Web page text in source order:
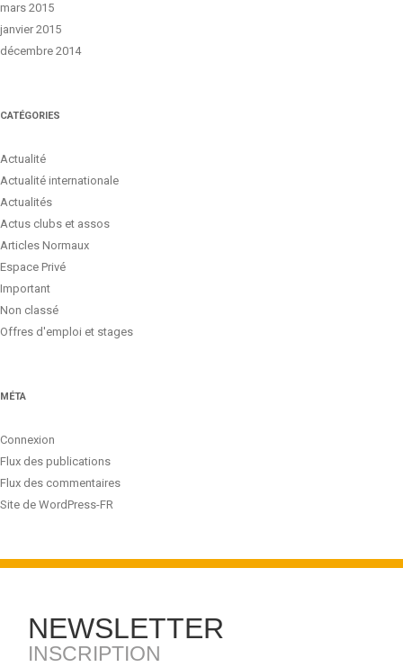
mars 2015
janvier 2015
décembre 2014
CATÉGORIES
Actualité
Actualité internationale
Actualités
Actus clubs et assos
Articles Normaux
Espace Privé
Important
Non classé
Offres d'emploi et stages
MÉTA
Connexion
Flux des publications
Flux des commentaires
Site de WordPress-FR
NEWSLETTER
INSCRIPTION